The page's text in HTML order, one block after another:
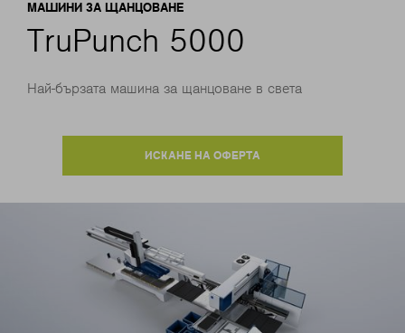
МАШИНИ ЗА ЩАНЦОВАНЕ
TruPunch 5000
Най-бързата машина за щанцоване в света
ИСКАНЕ НА ОФЕРТА